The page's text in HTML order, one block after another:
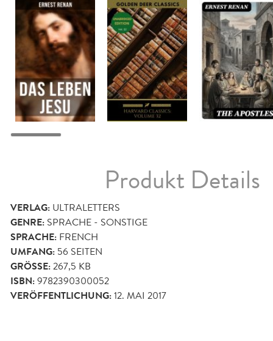
Produkt Details
VERLAG: ULTRALETTERS
GENRE: SPRACHE - SONSTIGE
SPRACHE: FRENCH
UMFANG: 56 SEITEN
GRÖSSE: 267,5 KB
ISBN:9782390300052
VERÖFFENTLICHUNG:12. MAI 2017